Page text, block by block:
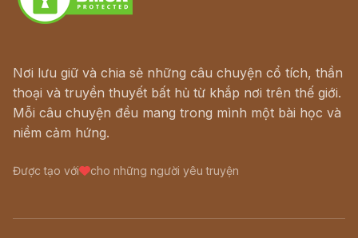
Nơi lưu giữ và chia sẻ những câu chuyện cổ tích, thần
thoại và truyền thuyết bất hủ từ khắp nơi trên thế giới.
Mỗi câu chuyện đều mang trong mình một bài học và
niềm cảm hứng.
Được tạo với cho những người yêu truyện